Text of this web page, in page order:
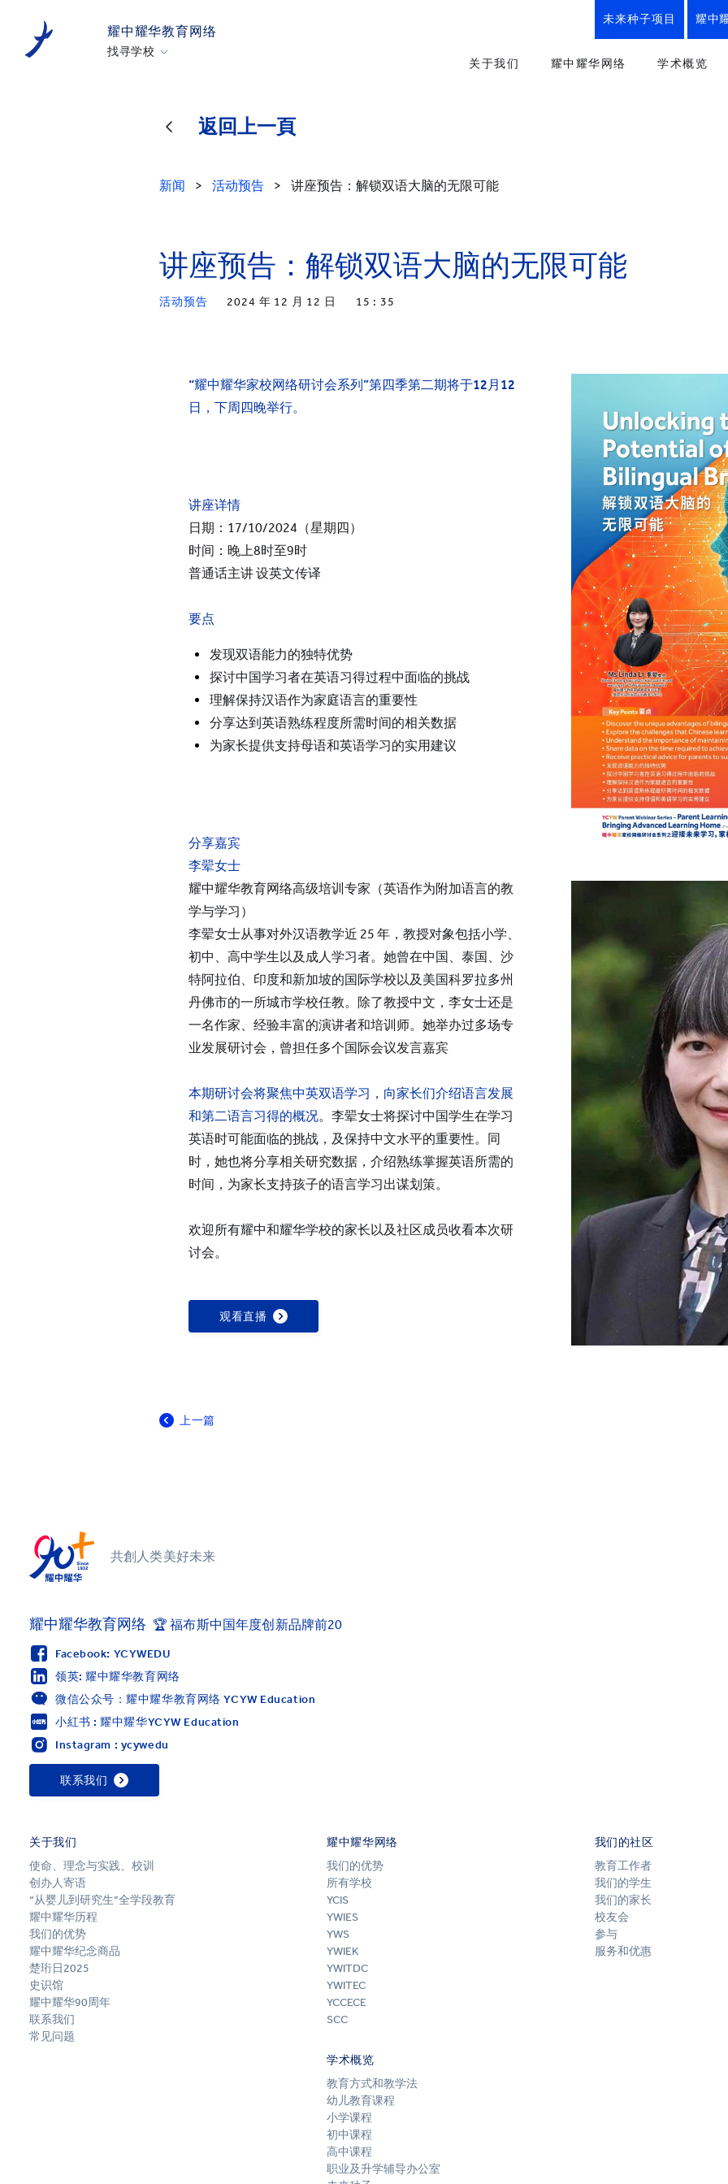
耀中耀华教育网络
找寻学校
美国硅谷耀中
耀中北京亦庄
北京亦庄耀华
重庆福地耀华幼儿园
上海碧云耀华幼儿园
上海耀华婴幼儿探索中心
青岛耀华幼儿园
上海临港耀华婴幼儿教育中心
所有耀中耀华学校
未来种子项目 耀中
关于我们
耀中耀华纪念商品
联系我们
耀中耀华网络
YWS
YWITEC
YCCECE
大学
SCC
小学
中学
学术概览
奖学金
联
返回上一頁
新闻 > 活动预告 > 讲座预告：解锁双语大脑的无限可能
讲座预告：解锁双语大脑的无限可能
活动预告 2024 年 12 月 12 日 15 : 35
“耀中耀华家校网络研讨会系列”第四季第二期将于12月12
日，下周四晚举行。
讲座详情
日期：17/10/2024（星期四）
时间：晚上8时至9时
普通话主讲 设英文传译
要点
发现双语能力的独特优势
探讨中国学习者在英语习得过程中面临的挑战
理解保持汉语作为家庭语言的重要性
分享达到英语熟练程度所需时间的相关数据
为家长提供支持母语和英语学习的实用建议
分享嘉宾
李翚女士
耀中耀华教育网络高级培训专家（英语作为附加语言的教
学与学习）
李翚女士从事对外汉语教学近 25 年，教授对象包括小学、
初中、高中学生以及成人学习者。她曾在中国、泰国、沙
特阿拉伯、印度和新加坡的国际学校以及美国科罗拉多州
丹佛市的一所城市学校任教。除了教授中文，李女士还是
一名作家、经验丰富的演讲者和培训师。她举办过多场专
业发展研讨会，曾担任多个国际会议发言嘉宾
本期研讨会将聚焦中英双语学习，向家长们介绍语言发展
和第二语言习得的概况。李翚女士将探讨中国学生在学习
英语时可能面临的挑战，及保持中文水平的重要性。同
时，她也将分享相关研究数据，介绍熟练掌握英语所需的
时间，为家长支持孩子的语言学习出谋划策。
欢迎所有耀中和耀华学校的家长以及社区成员收看本次研
讨会。
观看直播
上一篇
共創人类美好未来
耀中耀华教育网络 🏆 福布斯中国年度创新品牌前20
Facebook: YCYWEDU
领英: 耀中耀华教育网络
微信公众号：耀中耀华教育网络 YCYW Education
小紅书 : 耀中耀华YCYW Education
Instagram : ycywedu
联系我们
关于我们
使命、理念与实践、校训
创办人寄语
“从婴儿到研究生”全学段教育
耀中耀华历程
我们的优势
耀中耀华纪念商品
楚珩日2025
史识馆
耀中耀华90周年
联系我们
常见问题
耀中耀华网络
我们的优势
所有学校
YCIS
YWIES
YWS
YWIEK
YWITDC
YWITEC
YCCECE
SCC
学术概览
教育方式和教学法
幼儿教育课程
小学课程
初中课程
高中课程
职业及升学辅导办公室
我们的社区
教育工作者
我们的学生
我们的家长
校友会
参与
服务和优惠